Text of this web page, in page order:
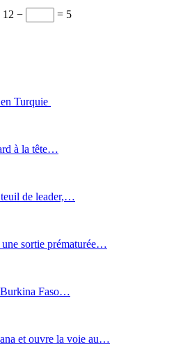
12 − = 5
Turquie
à la tête…
de leader,…
sortie prématurée…
Faso…
et ouvre la voie au…